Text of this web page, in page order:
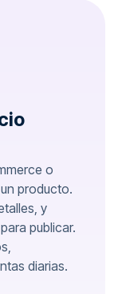
o
producto.
y
publicar.
diarias.